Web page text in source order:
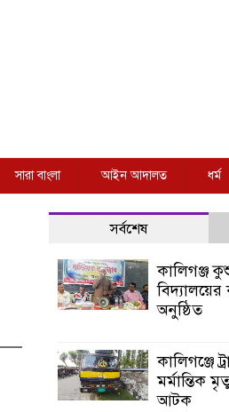
সারা বাংলা আইন আদালত ধর্ম
সর্বশেষ
কালিগঞ্জ
অনুষ্ঠিত
কালিগঞ্জে
মর্মান্তিক
আটক